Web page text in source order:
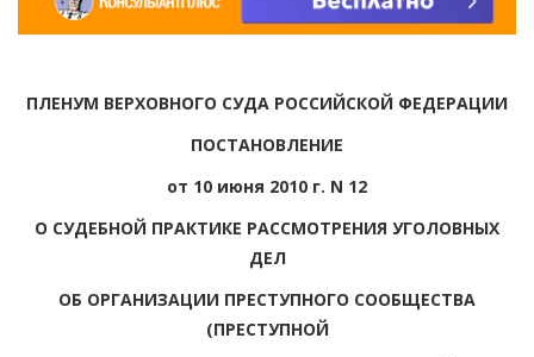
ПЛЕНУМ ВЕРХОВНОГО СУДА РОССИЙСКОЙ ФЕДЕРАЦИИ
ПОСТАНОВЛЕНИЕ
от 10 июня 2010 г. N 12
О СУДЕБНОЙ ПРАКТИКЕ РАССМОТРЕНИЯ УГОЛОВНЫХ
ДЕЛ
ОБ ОРГАНИЗАЦИИ ПРЕСТУПНОГО СООБЩЕСТВА
(ПРЕСТУПНОЙ